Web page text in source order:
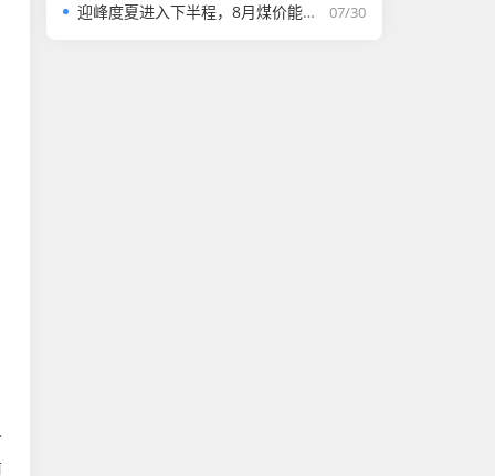
07/30
迎峰度夏进入下半程，8月煤价能否走强？